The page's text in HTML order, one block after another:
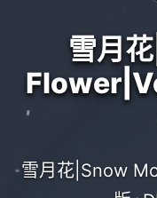
雪月
雪月花|Snow